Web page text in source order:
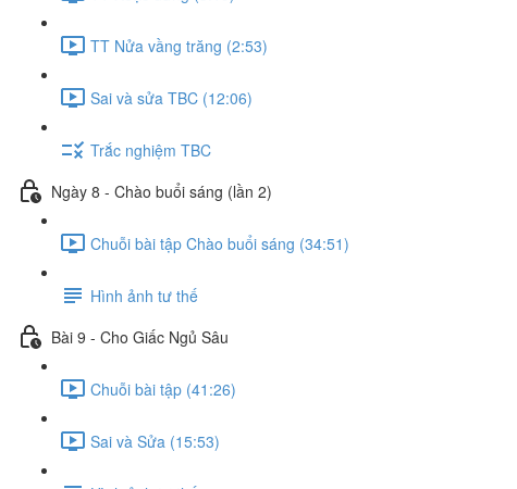
TT Nửa vầng trăng (2:53)
Sai và sửa TBC (12:06)
Trắc nghiệm TBC
Ngày 8 - Chào buổi sáng (lần 2)
Chuỗi bài tập Chào buổi sáng (34:51)
Hình ảnh tư thế
Bài 9 - Cho Giấc Ngủ Sâu
Chuỗi bài tập (41:26)
Sai và Sửa (15:53)